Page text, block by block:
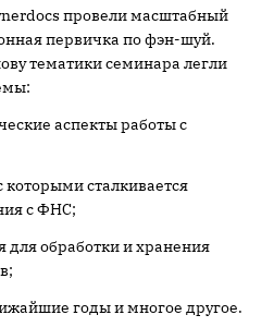
провели масштабный
первичка по фэн-шуй.
тематики семинара легли
аспекты работы с
сталкивается
с ФНС;
обработки и хранения
годы и многое другое.